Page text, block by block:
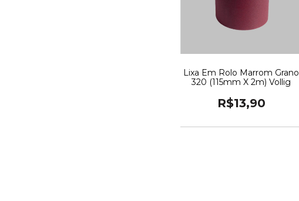
Lixa Em Rolo Marrom Grano
320 (115mm X 2m) Vollig
R$13,90